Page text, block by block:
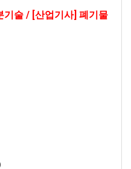
기술 / [산업기사] 폐기물